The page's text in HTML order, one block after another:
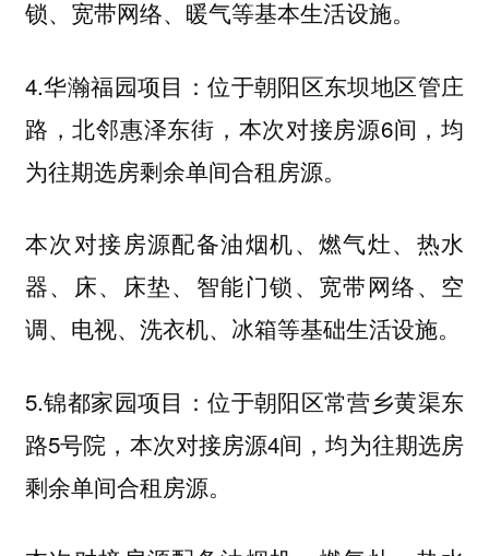
锁、宽带网络、暖气等基本生活设施。
4.华瀚福园项目：位于朝阳区东坝地区管庄
路，北邻惠泽东街，本次对接房源6间，均
为往期选房剩余单间合租房源。
本次对接房源配备油烟机、燃气灶、热水
器、床、床垫、智能门锁、宽带网络、空
调、电视、洗衣机、冰箱等基础生活设施。
5.锦都家园项目：位于朝阳区常营乡黄渠东
路5号院，本次对接房源4间，均为往期选房
剩余单间合租房源。